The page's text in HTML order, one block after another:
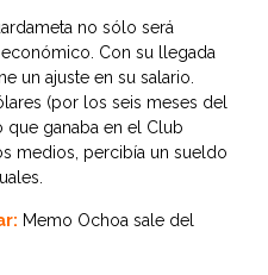
no sólo será
Con su llegada
un ajuste en su salario.
(por los seis meses del
que ganaba en el Club
medios, percibía un sueldo
Memo Ochoa sale del